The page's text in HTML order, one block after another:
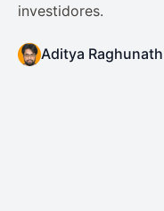
investidores.
Aditya Raghunath